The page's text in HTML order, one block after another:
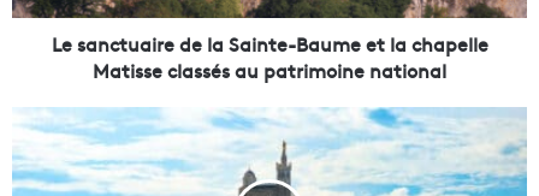
a
d
l
Le sanctuaire de la Sainte-Baume et la chapelle
Matisse classés au patrimoine national
D
u
b